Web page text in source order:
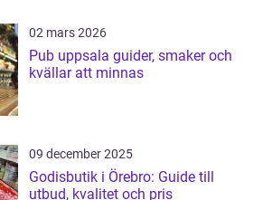
02 mars 2026
Pub uppsala guider, smaker och
kvällar att minnas
09 december 2025
Godisbutik i Örebro: Guide till
utbud, kvalitet och pris